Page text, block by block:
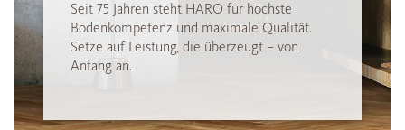
Seit 75 Jahren steht HARO für höchste
Bodenkompetenz und maximale Qualität.
Setze auf Leistung, die überzeugt – von
Anfang an.